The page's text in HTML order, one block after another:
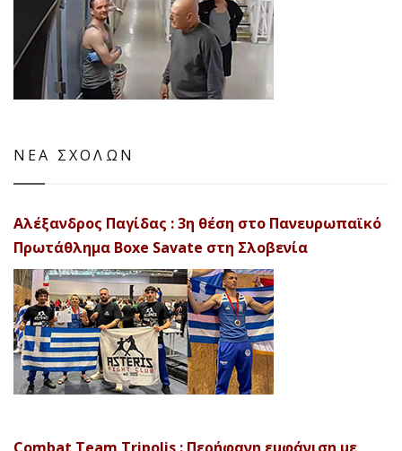
ΝΕΑ ΣΧΟΛΩΝ
Αλέξανδρος Παγίδας : 3η θέση στο Πανευρωπαϊκό
Πρωτάθλημα Boxe Savate στη Σλοβενία